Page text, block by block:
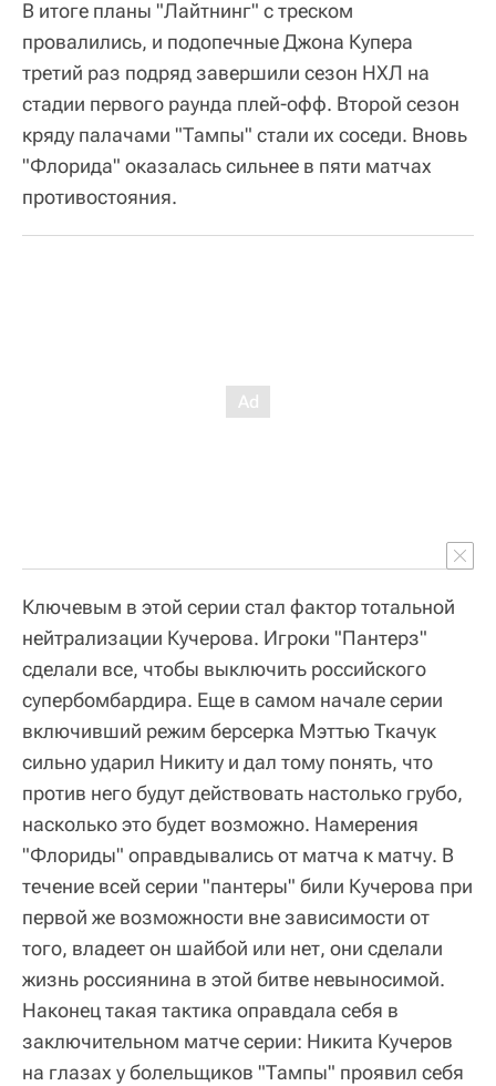
В итоге планы "Лайтнинг" с треском
провалились, и подопечные Джона Купера
третий раз подряд завершили сезон НХЛ на
стадии первого раунда плей-офф. Второй сезон
кряду палачами "Тампы" стали их соседи. Вновь
"Флорида" оказалась сильнее в пяти матчах
противостояния.
Ключевым в этой серии стал фактор тотальной
нейтрализации Кучерова. Игроки "Пантерз"
сделали все, чтобы выключить российского
супербомбардира. Еще в самом начале серии
включивший режим берсерка Мэттью Ткачук
сильно ударил Никиту и дал тому понять, что
против него будут действовать настолько грубо,
насколько это будет возможно. Намерения
"Флориды" оправдывались от матча к матчу. В
течение всей серии "пантеры" били Кучерова при
первой же возможности вне зависимости от
того, владеет он шайбой или нет, они сделали
жизнь россиянина в этой битве невыносимой.
Наконец такая тактика оправдала себя в
заключительном матче серии: Никита Кучеров
на глазах у болельщиков "Тампы" проявил себя